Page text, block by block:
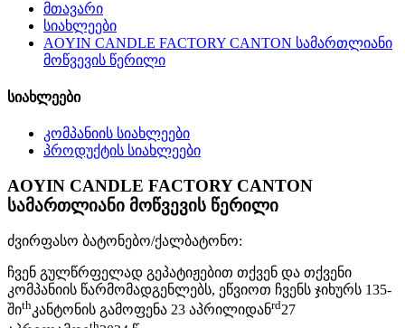
მთავარი
სიახლეები
AOYIN CANDLE FACTORY CANTON სამართლიანი
მოწვევის წერილი
სიახლეები
კომპანიის სიახლეები
პროდუქტის სიახლეები
AOYIN CANDLE FACTORY CANTON
სამართლიანი მოწვევის წერილი
ძვირფასო ბატონებო/ქალბატონო:
ჩვენ გულწრფელად გეპატიჟებით თქვენ და თქვენი
კომპანიის წარმომადგენლებს, ეწვიოთ ჩვენს ჯიხურს 135-
შიthკანტონის გამოფენა 23 აპრილიდანrd27